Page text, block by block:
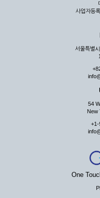
① 회원은 ID와 비밀 번호
② 회원은 이용신청서의
서비스를 통하여 그 내용
③ 다른 회원의 ID와 비밀
④ 회원은 회사의 서비스
아야 하며 공공질서나 미
리 행위도 할 수 없습니다.
사가 통지하는 사항을 준
해되는 행위를 하여서는 아
제8조 (회원의 관리)
① 회원은 언제든 이 약관
사업자등
서울특별
54
New
+1-
One